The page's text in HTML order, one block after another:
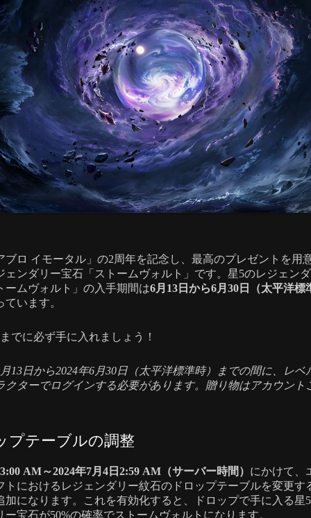
ブロ イモータル」の2周年を記念し、最高のプレゼントを用
ェンダリー宝石「ストームヴォルト」です。星5のレジェン
ームヴォルト」の入手期間は6月13日から6月30日（太平洋標
ています。
でに必ず手に入れましょう！
13日から2024年6月30日（太平洋標準時）までの間に、レベ
クターでログインする必要があります。贈り物はアカウント
プテーブルの調整
AM～2024年7月4日2:59 AM（サーバー時間） にかけて、
トにおけるレジェンダリー紋石のドロップテーブルを変更す
加になります。これを有効化すると、ドロップで手に入る星
ー宝石が50%の確率でストームヴォルトになります。